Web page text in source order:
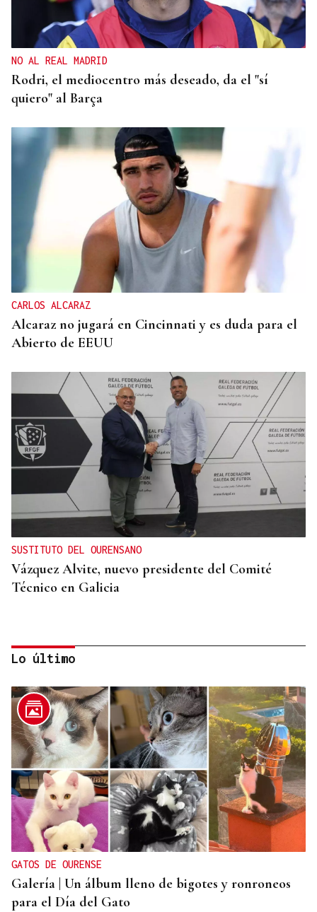
NO AL REAL MADRID
Rodri, el mediocentro más deseado, da el "sí
quiero" al Barça
CARLOS ALCARAZ
Alcaraz no jugará en Cincinnati y es duda para el
Abierto de EEUU
SUSTITUTO DEL OURENSANO
Vázquez Alvite, nuevo presidente del Comité
Técnico en Galicia
DALLAS MAVERICKS
Santi Aldama, jugador de la NBA, visita Ourense
Lo último
GATOS DE OURENSE
Galería | Un álbum lleno de bigotes y ronroneos
para el Día del Gato